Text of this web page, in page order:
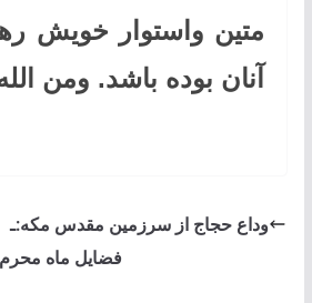
متین واستوار خویش
آنان بوده باشد. ومن
وداع حجاج از سرزمين مقدس مكه:ـ
فضایل ماه محرم